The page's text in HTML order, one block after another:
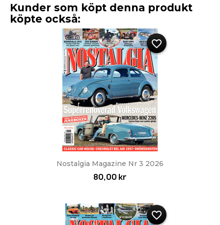
Kunder som köpt denna produkt
köpte också:
Nostalgia Magazine Nr 3 2026
80,00 kr
favorite_border
favorite_border